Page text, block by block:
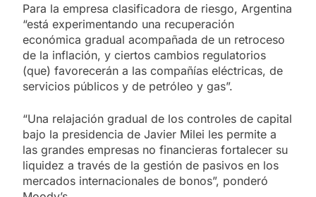
Para la empresa clasificadora de riesgo, Argentina
“está experimentando una recuperación
económica gradual acompañada de un retroceso
de la inflación, y ciertos cambios regulatorios
(que) favorecerán a las compañías eléctricas, de
servicios públicos y de petróleo y gas”.
“Una relajación gradual de los controles de capital
bajo la presidencia de Javier Milei les permite a
las grandes empresas no financieras fortalecer su
liquidez a través de la gestión de pasivos en los
mercados internacionales de bonos”, ponderó